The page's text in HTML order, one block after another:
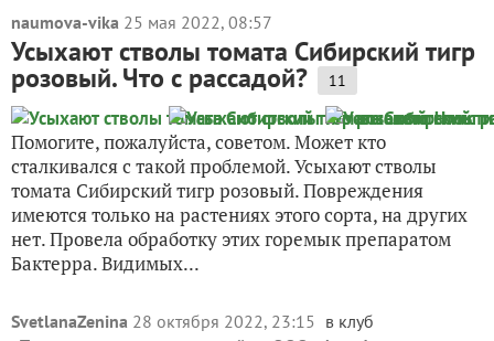
naumova-vika 25 мая 2022, 08:57
Усыхают стволы томата Сибирский тигр
розовый. Что с рассадой? 11
Помогите, пожалуйста, советом. Может кто
сталкивался с такой проблемой. Усыхают стволы
томата Сибирский тигр розовый. Повреждения
имеются только на растениях этого сорта, на других
нет. Провела обработку этих горемык препаратом
Бактерра. Видимых...
SvetlanaZenina 28 октября 2022, 23:15 в клуб